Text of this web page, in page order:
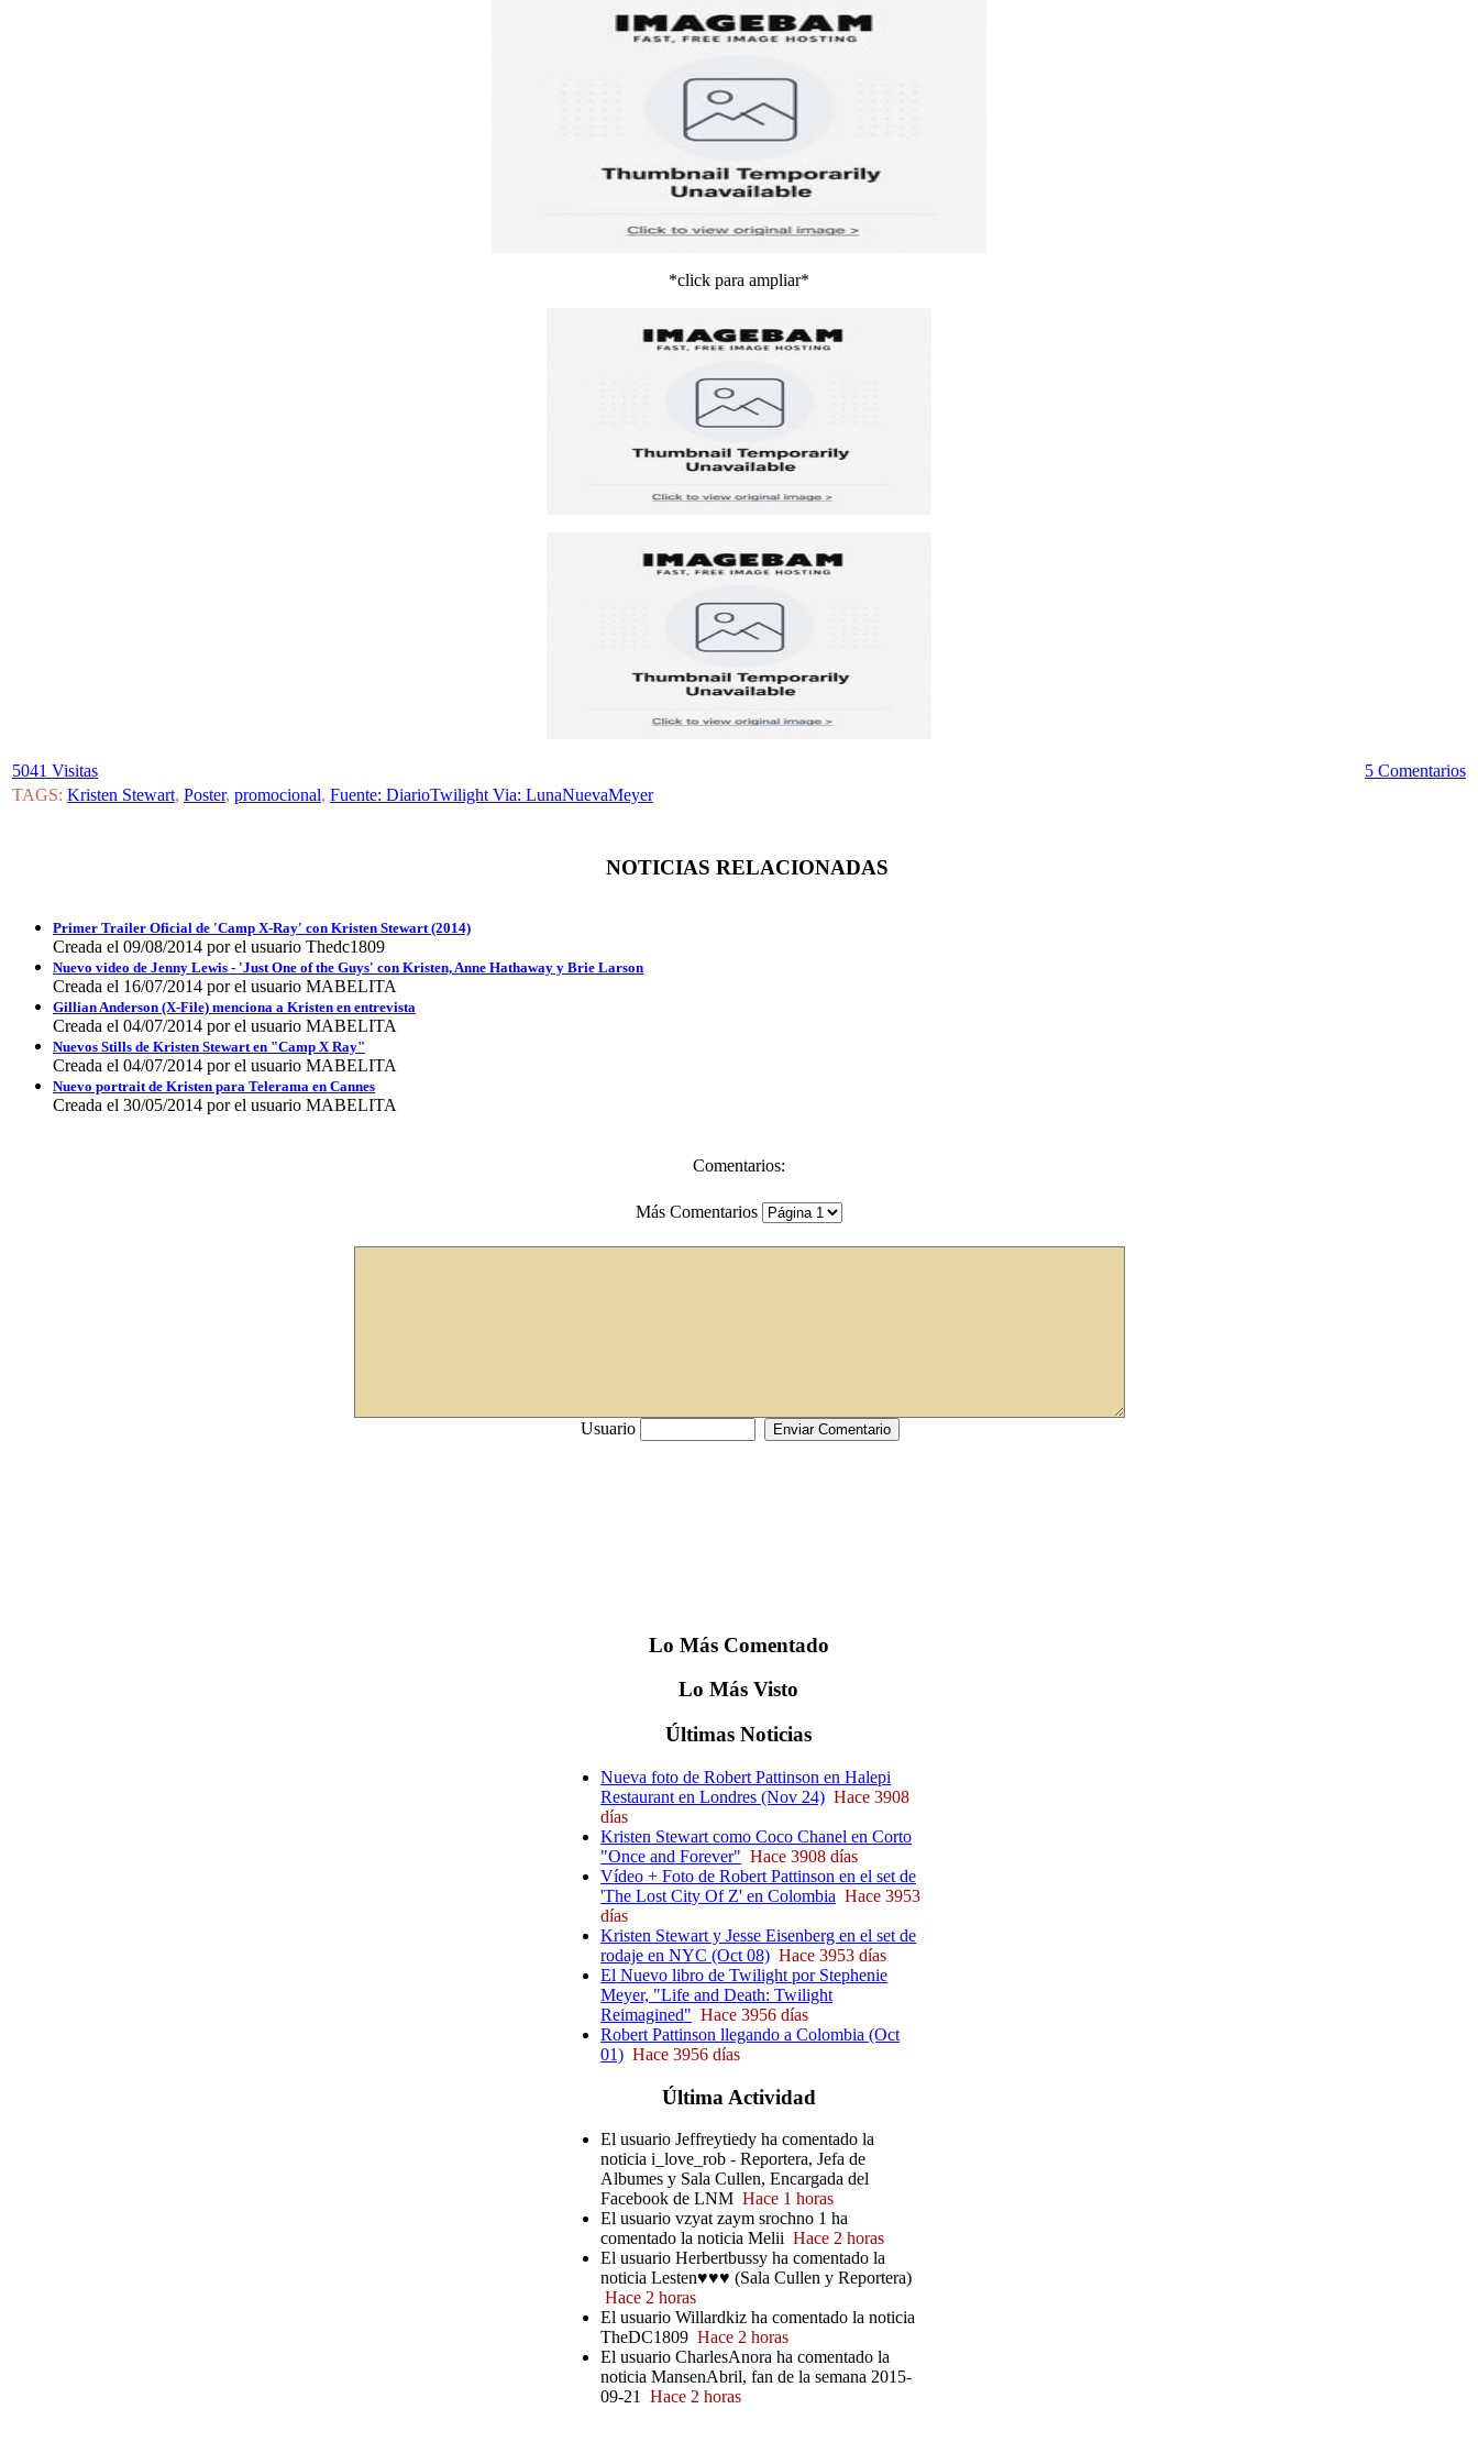
*click para ampliar*
5041 Visitas
5 Comentarios
TAGS: Kristen Stewart, Poster, promocional, Fuente: DiarioTwilight Via: LunaNuevaMeyer
NOTICIAS RELACIONADAS
Primer Trailer Oficial de 'Camp X-Ray' con Kristen Stewart (2014)
Creada el 09/08/2014 por el usuario Thedc1809
Nuevo video de Jenny Lewis - 'Just One of the Guys' con Kristen, Anne Hathaway y Brie Larson
Creada el 16/07/2014 por el usuario MABELITA
Gillian Anderson (X-File) menciona a Kristen en entrevista
Creada el 04/07/2014 por el usuario MABELITA
Nuevos Stills de Kristen Stewart en "Camp X Ray"
Creada el 04/07/2014 por el usuario MABELITA
Nuevo portrait de Kristen para Telerama en Cannes
Creada el 30/05/2014 por el usuario MABELITA
Comentarios:
Más Comentarios
Usuario
Lo MásComentado
LoMás Visto
Últimas Noticias
Nueva foto de Robert Pattinson en Halepi
Restaurant en Londres (Nov 24) Hace 3908
días
Kristen Stewart como Coco Chanel en Corto
"Once and Forever" Hace 3908 días
Vídeo + Foto de Robert Pattinson en el set de
'The Lost City Of Z' en Colombia Hace 3953
días
Kristen Stewart y Jesse Eisenberg en el set de
rodaje en NYC (Oct 08) Hace 3953 días
El Nuevo libro de Twilight por Stephenie
Meyer, "Life and Death: Twilight
Reimagined" Hace 3956 días
Robert Pattinson llegando a Colombia (Oct
01) Hace 3956 días
Última Actividad
El usuario Jeffreytiedy ha comentado la
noticia i_love_rob - Reportera, Jefa de
Albumes y Sala Cullen, Encargada del
Facebook de LNM Hace 1 horas
El usuario vzyat zaym srochno 1 ha
comentado la noticia Melii Hace 2 horas
El usuario Herbertbussy ha comentado la
noticia Lesten♥♥♥ (Sala Cullen y Reportera)
Hace 2 horas
El usuario Willardkiz ha comentado la noticia
TheDC1809 Hace 2 horas
El usuario CharlesAnora ha comentado la
noticia MansenAbril, fan de la semana 2015-
09-21
Hace 2 horas